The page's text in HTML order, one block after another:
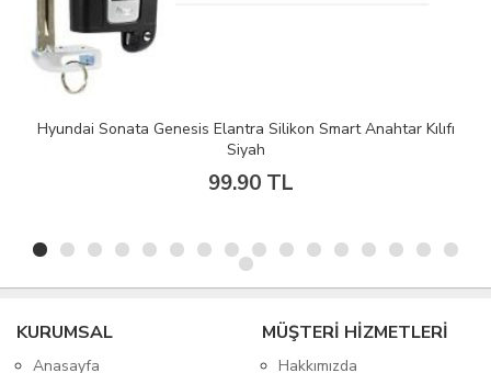
Hyundai Sonata Genesis Elantra Silikon Smart Anahtar Kılıfı
Siyah
99.90 TL
KURUMSAL
Anasayfa
MÜŞTERİ HİZMETLERİ
Hakkımızda